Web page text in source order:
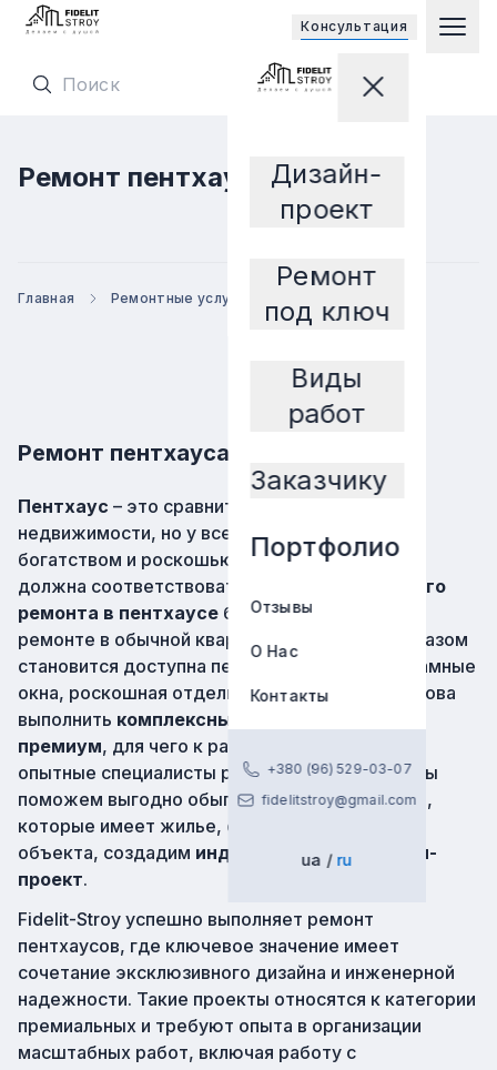
Перейти на главную страницу
Дизайн-
проект
Ремонт
под ключ
Виды
работ
Заказчику
Портфолио
Отзывы
О Нас
Контакты
Заказчику
+380 (96) 529-03-07
fidelitstroy@gmail.com
ua ru
Консультация
Ремонт пентхаусов
Главная Ремонтные услуги
Ремонт пентхауса
Пентхаус – это сравнительно новый тип
недвижимости, но у всех он ассоциируется с
богатством и роскошью. Поскольку отделка
должна соответствовать,
цена дизайнерского
ремонта в пентхаусе будет выше, чем при
ремонте в обычной квартире. Зато таким образом
становится доступна перепланировка, панорамные
окна, роскошная отделка. Наша компания готова
выполнить комплексный ремонт уровня
премиум, для чего к работе привлекаются
опытные специалисты разных направлений. Мы
поможем выгодно обыграть все особенности,
которые имеет жилье, составим смету для
объекта, создадим индивидуальный дизайн-
проект.
Fidelit-Stroy успешно выполняет ремонт
пентхаусов, где ключевое значение имеет
сочетание эксклюзивного дизайна и инженерной
надежности. Такие проекты относятся к категории
премиальных и требуют опыта в организации
масштабных работ, включая работу с